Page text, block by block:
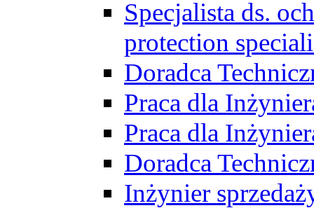
Specjalista ds.
protection
Doradca
Praca dla
Praca dla
Doradca
Inżynier